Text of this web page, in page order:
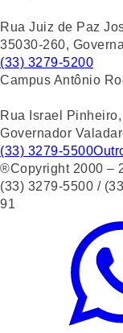
Rua Juiz de Paz
35030-260,
(33) 3279-5200
Campus Antônio
Rua Israel
Governador
(33) 3279-5500
®Copyright 2000 –
(33) 3279-5500 /
91